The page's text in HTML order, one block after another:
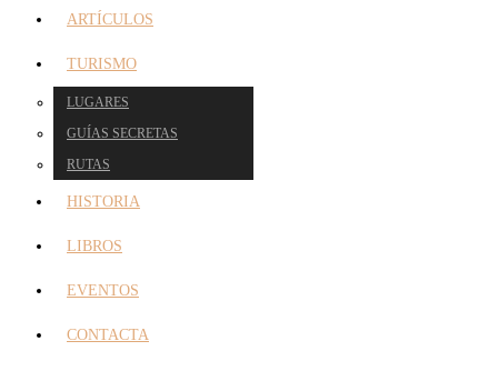
ARTÍCULOS
TURISMO
LUGARES
GUÍAS SECRETAS
RUTAS
HISTORIA
LIBROS
EVENTOS
CONTACTA